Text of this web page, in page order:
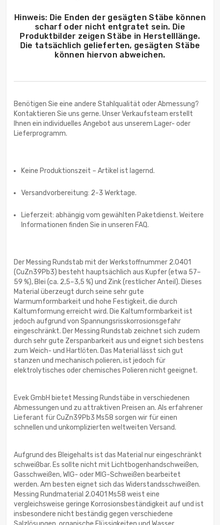
Hinweis: Die Enden der gesägten Stäbe können
scharf oder nicht entgratet sein. Die
Produktbilder zeigen Stäbe in Herstelllänge.
Die tatsächlich gelieferten, gesägten Stäbe
können hiervon abweichen.
Benötigen Sie eine andere Stahlqualität oder Abmessung?
Kontaktieren Sie uns gerne. Unser Verkaufsteam erstellt
Ihnen ein individuelles Angebot aus unserem Lager- oder
Lieferprogramm.
Keine Produktionszeit – Artikel ist lagernd.
Versandvorbereitung: 2-3 Werktage.
Lieferzeit: abhängig vom gewählten Paketdienst. Weitere
Informationen finden Sie in unseren FAQ.
Der Messing Rundstab mit der Werkstoffnummer 2.0401
(CuZn39Pb3) besteht hauptsächlich aus Kupfer (etwa 57–
59 %), Blei (ca. 2,5–3,5 %) und Zink (restlicher Anteil). Dieses
Material überzeugt durch seine sehr gute
Warmumformbarkeit und hohe Festigkeit, die durch
Kaltumformung erreicht wird. Die Kaltumformbarkeit ist
jedoch aufgrund von Spannungsrisskorrosionsgefahr
eingeschränkt. Der Messing Rundstab zeichnet sich zudem
durch sehr gute Zerspanbarkeit aus und eignet sich bestens
zum Weich- und Hartlöten. Das Material lässt sich gut
stanzen und mechanisch polieren, ist jedoch für
elektrolytisches oder chemisches Polieren nicht geeignet.
Evek GmbH bietet Messing Rundstäbe in verschiedenen
Abmessungen und zu attraktiven Preisen an. Als erfahrener
Lieferant für CuZn39Pb3 Ms58 sorgen wir für einen
schnellen und unkomplizierten weltweiten Versand.
Aufgrund des Bleigehalts ist das Material nur eingeschränkt
schweißbar. Es sollte nicht mit Lichtbogenhandschweißen,
Gasschweißen, WIG- oder MIG-Schweißen bearbeitet
werden. Am besten eignet sich das Widerstandsschweißen.
Messing Rundmaterial 2.0401 Ms58 weist eine
vergleichsweise geringe Korrosionsbeständigkeit auf und ist
insbesondere nicht beständig gegen verschiedene